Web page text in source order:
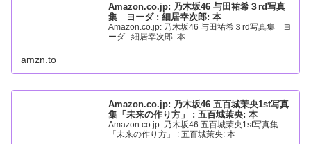
Amazon.co.jp: 乃木坂46 与田祐希３rd写真
集 ヨーダ : 細居幸次郎: 本
Amazon.co.jp: 乃木坂46 与田祐希３rd写真集 ヨ
ーダ : 細居幸次郎: 本
amzn.to
Amazon.co.jp: 乃木坂46 五百城茉央1st写真
集「未来の作り方」 : 五百城茉央: 本
Amazon.co.jp: 乃木坂46 五百城茉央1st写真集
「未来の作り方」 : 五百城茉央: 本